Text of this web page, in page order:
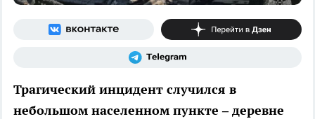
Трагический инцидент случился в
небольшом населенном пункте – деревне